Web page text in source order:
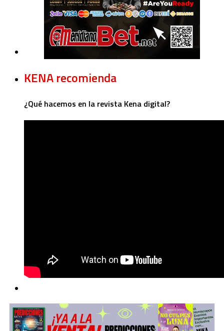
KENA recomienda
¿Qué hacemos en la revista Kena digital?